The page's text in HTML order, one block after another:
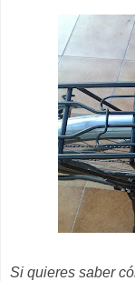
Si quieres saber